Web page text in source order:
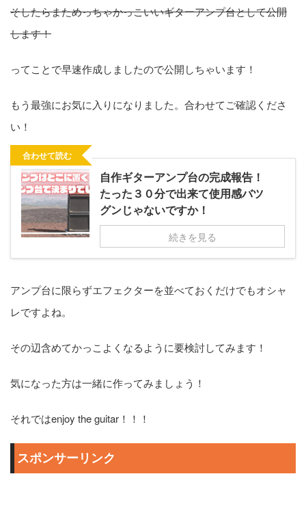
そしたらまためっちゃかっこいいギターアンプ台として公開
します！
ってことで早速作成しましたので公開しちゃいます！
もう最強にお気に入りになりました。合わせてご確認くださ
い！
合わせて読む
自作ギターアンプ台の完成報告！
たった３０分で出来て使用感バツ
グンじゃないですか！
続きを見る
アンプ台に限らずエフェクターを並べておくだけでもオシャ
レですよね。
その辺含めてかっこよくなるように要検討してみます！
気になった方は一緒に作ってみましょう！
それではenjoy the guitar！！！
スポンサーリンク